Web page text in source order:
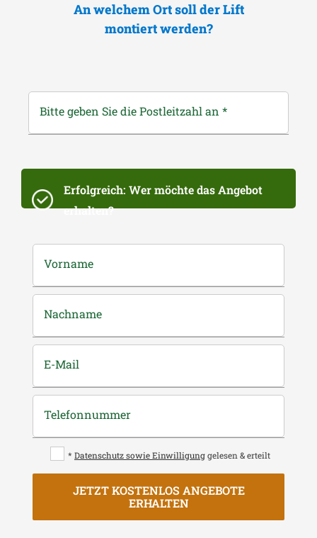
An welchem Ort soll der Lift
montiert werden?
Bitte geben Sie die Postleitzahl an *
Erfolgreich: Wer möchte das Angebot
erhalten?
Vorname
Nachname
E-Mail
Telefonnummer
* Datenschutz sowie Einwilligung gelesen & erteilt
JETZT KOSTENLOS ANGEBOTE
ERHALTEN